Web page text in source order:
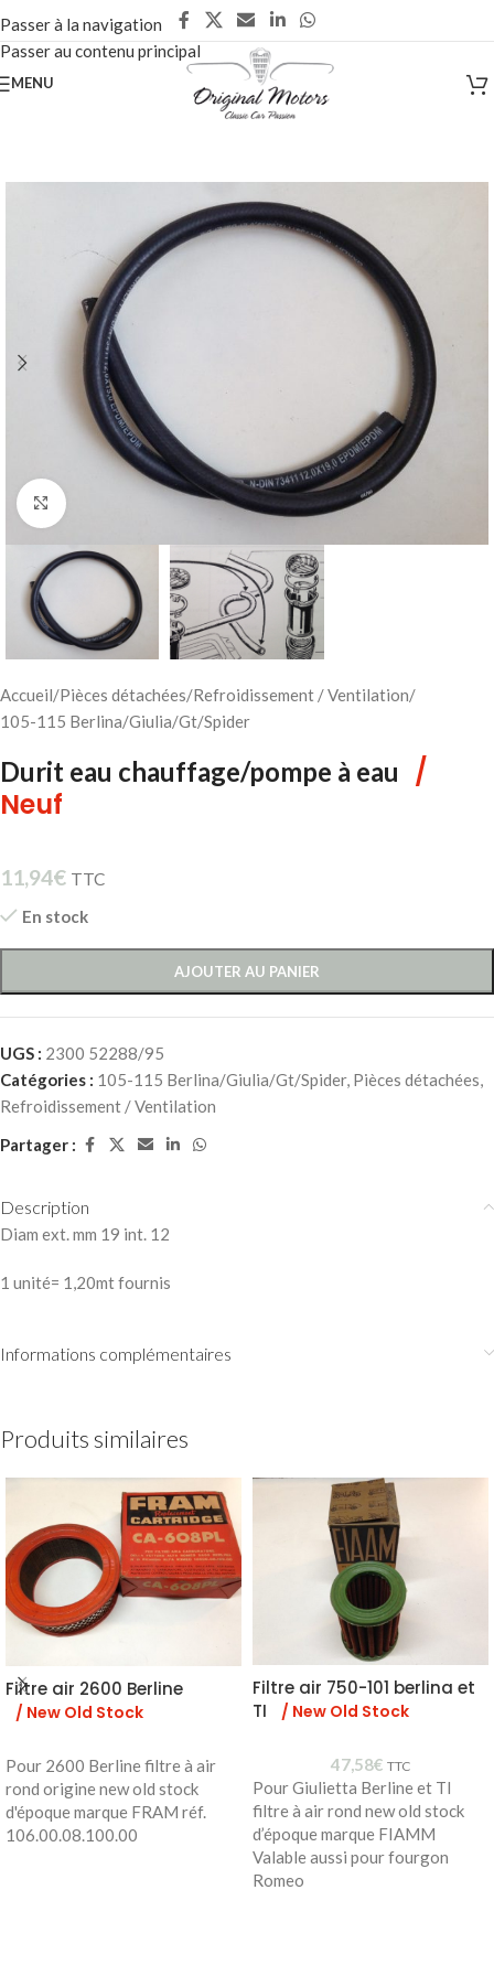
Passer à la navigation
Passer au contenu principal
MENU
Cliquez pour agrandir
Accueil/Pièces détachées/Refroidissement / Ventilation/
105-115 Berlina/Giulia/Gt/Spider
Durit eau chauffage/pompe à eau /
Neuf
11,94€ TTC
En stock
AJOUTER AU PANIER
UGS : 2300 52288/95
Catégories : 105-115 Berlina/Giulia/Gt/Spider, Pièces détachées,
Refroidissement / Ventilation
Partager :
Description
Diam ext. mm 19 int. 12
1 unité= 1,20mt fournis
Informations complémentaires
Produits similaires
Filtre air 2600 Berline
/ New Old Stock
Pour 2600 Berline filtre à air
rond origine new old stock
d'époque marque FRAM réf.
106.00.08.100.00
Filtre air 750-101 berlina et
TI
/ New Old Stock
47,58€ TTC
Pour Giulietta Berline et TI
filtre à air rond new old stock
d’époque marque FIAMM
Valable aussi pour fourgon
Romeo